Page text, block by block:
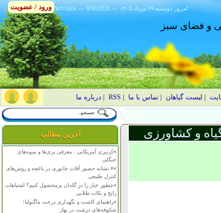
٢٥/٢/١٤٤٨ --- 8/10/2026 --- ۱۴۰۵ دوشنبه ۱۹ مرداد امروز
و فضای سبز
لیست گیاهان |تماس با ما RSS
|درباره ما
آخرین مطالب
>کرنبری آمریکایی - معرفی بری‌ها و میوه‌های
جنگلی
>
۷ نشانه حضور آفات جانوری در باغچه و روش‌های
کنترل طبیعی
>چطور خیار را در گلدان پرمحصول کنیم؟ اشتباهات
رایج و نکات طلایی
>راهنمای کاشت و نگهداری درخت ماگنولیا؛
شکوفه‌های درشت در بهار
و کشاورزی
ورود / عضویت